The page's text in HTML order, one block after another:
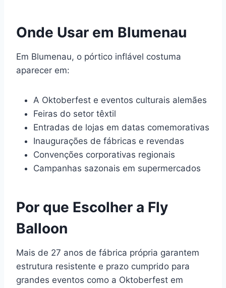
Onde Usar em Blumenau
Em Blumenau, o pórtico inflável costuma
aparecer em:
A Oktoberfest e eventos culturais alemães
Feiras do setor têxtil
Entradas de lojas em datas comemorativas
Inaugurações de fábricas e revendas
Convenções corporativas regionais
Campanhas sazonais em supermercados
Por que Escolher a Fly
Balloon
Mais de 27 anos de fábrica própria garantem
estrutura resistente e prazo cumprido para
grandes eventos como a Oktoberfest em